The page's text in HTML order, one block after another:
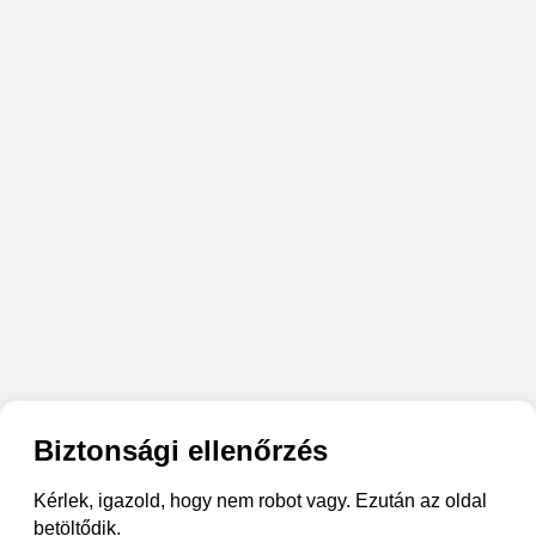
Biztonsági ellenőrzés
Kérlek, igazold, hogy nem robot vagy. Ezután az oldal
betöltődik.